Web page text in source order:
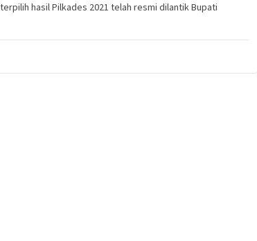
hasil Pilkades 2021 telah resmi dilantik Bupati